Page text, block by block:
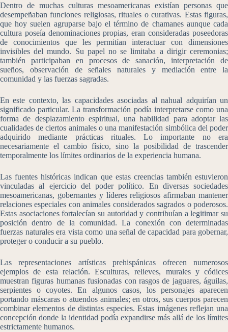
Dentro de muchas culturas mesoamericanas existían personas que
desempeñaban funciones religiosas, rituales o curativas. Estas figuras,
que hoy suelen agruparse bajo el término de chamanes aunque cada
cultura poseía denominaciones propias, eran consideradas poseedoras
de conocimientos que les permitían interactuar con dimensiones
invisibles del mundo. Su papel no se limitaba a dirigir ceremonias;
también participaban en procesos de sanación, interpretación de
sueños, observación de señales naturales y mediación entre la
comunidad y las fuerzas sagradas.
En este contexto, las capacidades asociadas al nahual adquirían un
significado particular. La transformación podía interpretarse como una
forma de desplazamiento espiritual, una habilidad para adoptar las
cualidades de ciertos animales o una manifestación simbólica del poder
adquirido mediante prácticas rituales. Lo importante no era
necesariamente el cambio físico, sino la posibilidad de trascender
temporalmente los límites ordinarios de la experiencia humana.
Las fuentes históricas indican que estas creencias también estuvieron
vinculadas al ejercicio del poder político. En diversas sociedades
mesoamericanas, gobernantes y líderes religiosos afirmaban mantener
relaciones especiales con animales considerados sagrados o poderosos.
Estas asociaciones fortalecían su autoridad y contribuían a legitimar su
posición dentro de la comunidad. La conexión con determinadas
fuerzas naturales era vista como una señal de capacidad para gobernar,
proteger o conducir a su pueblo.
Las representaciones artísticas prehispánicas ofrecen numerosos
ejemplos de esta relación. Esculturas, relieves, murales y códices
muestran figuras humanas fusionadas con rasgos de jaguares, águilas,
serpientes o coyotes. En algunos casos, los personajes aparecen
portando máscaras o atuendos animales; en otros, sus cuerpos parecen
combinar elementos de distintas especies. Estas imágenes reflejan una
concepción donde la identidad podía expandirse más allá de los límites
estrictamente humanos.